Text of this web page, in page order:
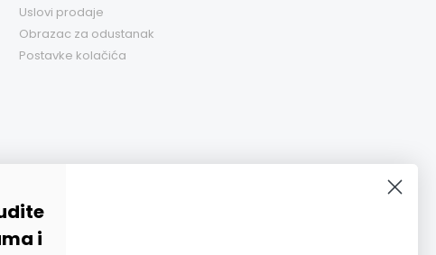
Uslovi prodaje
Obrazac za odustanak
Postavke kolačića
i